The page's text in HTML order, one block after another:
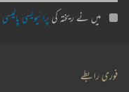
میں نے ریختہ کی پرائیویسی پالیسی
فوری رابطے